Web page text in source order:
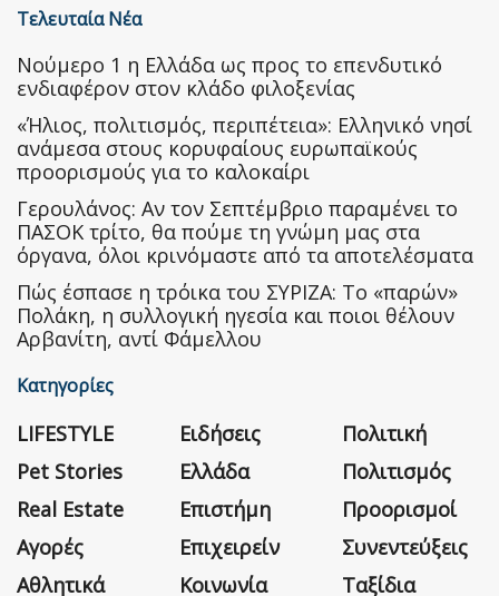
Τελευταία Νέα
Nούμερο 1 η Ελλάδα ως προς το επενδυτικό
ενδιαφέρον στον κλάδο φιλοξενίας
«Ήλιος, πολιτισμός, περιπέτεια»: Ελληνικό νησί
ανάμεσα στους κορυφαίους ευρωπαϊκούς
προορισμούς για το καλοκαίρι
Γερουλάνος: Αν τον Σεπτέμβριο παραμένει το
ΠΑΣΟΚ τρίτο, θα πούμε τη γνώμη μας στα
όργανα, όλοι κρινόμαστε από τα αποτελέσματα
Πώς έσπασε η τρόικα του ΣΥΡΙΖΑ: Το «παρών»
Πολάκη, η συλλογική ηγεσία και ποιοι θέλουν
Αρβανίτη, αντί Φάμελλου
Κατηγορίες
LIFESTYLE
Pet Stories
Real Estate
Αγορές
Αθλητικά
Ειδήσεις
Ελλάδα
Επιστήμη
Επιχειρείν
Κοινωνία
Πολιτική
Πολιτισμός
Προορισμοί
Συνεντεύξεις
Ταξίδια